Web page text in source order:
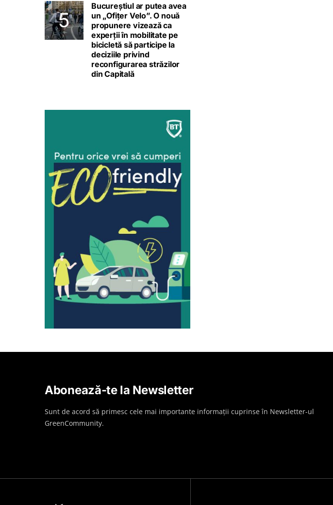
Bucureștiul ar putea avea
un „Ofițer Velo”. O nouă
propunere vizează ca
experții în mobilitate pe
bicicletă să participe la
deciziile privind
reconfigurarea străzilor
din Capitală
Abonează-te la Newsletter
Sunt de acord să primesc cele mai importante informații cuprinse în Newsletter-ul
GreenCommunity.